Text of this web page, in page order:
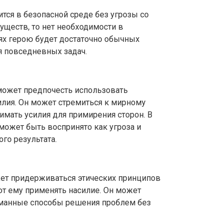
в безопасной среде без угрозы со
то нет необходимости в
герою будет достаточно обычных
повседневных задач.
предпочесть использовать
Он может стремиться к мирному
усилия для примирения сторон. В
быть воспринято как угроза и
результата.
придерживаться этических принципов
ему применять насилие. Он может
способы решения проблем без